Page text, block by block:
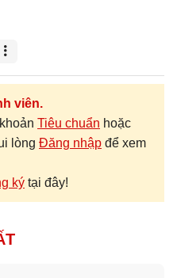
viên.
Tiêu chuẩn hoặc
lòng Đăng nhập để xem
ký tại đây!